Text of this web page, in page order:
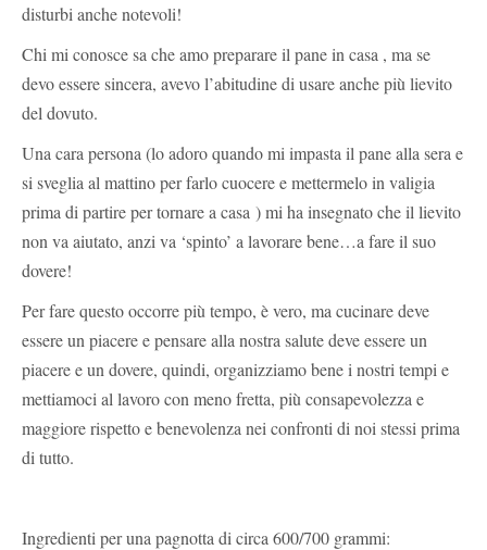
disturbi anche notevoli!
Chi mi conosce sa che amo preparare il pane in casa , ma se
devo essere sincera, avevo l’abitudine di usare anche più lievito
del dovuto.
Una cara persona (lo adoro quando mi impasta il pane alla sera e
si sveglia al mattino per farlo cuocere e mettermelo in valigia
prima di partire per tornare a casa ) mi ha insegnato che il lievito
non va aiutato, anzi va ‘spinto’ a lavorare bene…a fare il suo
dovere!
Per fare questo occorre più tempo, è vero, ma cucinare deve
essere un piacere e pensare alla nostra salute deve essere un
piacere e un dovere, quindi, organizziamo bene i nostri tempi e
mettiamoci al lavoro con meno fretta, più consapevolezza e
maggiore rispetto e benevolenza nei confronti di noi stessi prima
di tutto.
Ingredienti per una pagnotta di circa 600/700 grammi: